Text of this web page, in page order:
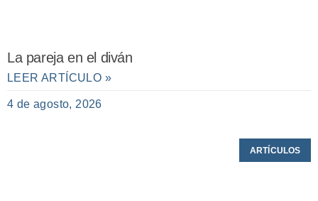
La pareja en el diván
LEER ARTÍCULO »
4 de agosto, 2026
ARTÍCULOS